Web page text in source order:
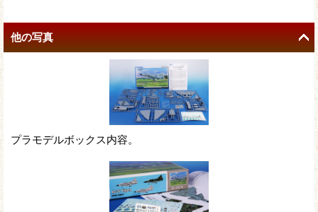
他の写真
プラモデルボックス内容。